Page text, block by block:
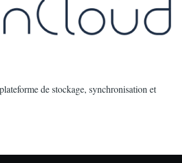
de stockage, synchronisation et